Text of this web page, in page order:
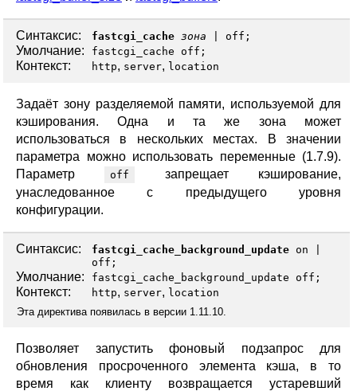
Синтаксис: fastcgi_cache зона off ;
Умолчание: fastcgi_cache off;
Контекст: http, server, location
Задаёт зону разделяемой памяти, используемой для
кэширования. Одна и та же зона может
использоваться в нескольких местах. В значении
параметра можно использовать переменные (1.7.9).
Параметр
off
запрещает кэширование,
унаследованное с предыдущего уровня
конфигурации.
Синтаксис: fastcgi_cache_background_update on
off ;
Умолчание: fastcgi_cache_background_update off;
Контекст: http, server, location
Эта директива появилась в версии 1.11.10.
Позволяет запустить фоновый подзапрос для
обновления просроченного элемента кэша, в то
время как клиенту возвращается устаревший